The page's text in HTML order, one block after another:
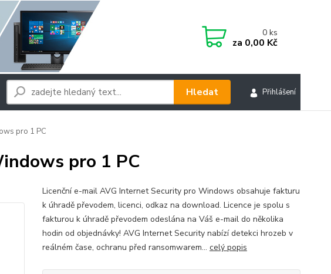
Přihlášení
Hledat
0ks
za 0,00 Kč
pro 1 PC
pro 1 PC
Licenční e-mail AVG Internet Security pro Windows obsahuje fakturu
k úhradě převodem, licenci, odkaz na download. Licence je spolu s
fakturou k úhradě převodem odeslána na Váš e-mail do několika
hodin od objednávky! AVG Internet Security nabízí detekci hrozeb v
reálném čase, ochranu před ransomwarem... celý popis